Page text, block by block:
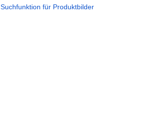
Suchfunktion für Produktbilder